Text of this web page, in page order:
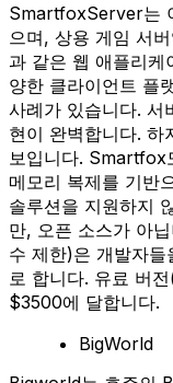
SmartfoxServer는
으며, 상용 게임 서
과 같은 웹 애플리
양한 클라이언트 플
사례가 있습니다. 서
현이 완벽합니다. 하
보입니다. Smartfox
메모리 복제를 기반
솔루션을 지원하지
만, 오픈 소스가 아
수 제한)은 개발자
로 합니다. 유료 버
$3500에 달합니다.
BigWorld